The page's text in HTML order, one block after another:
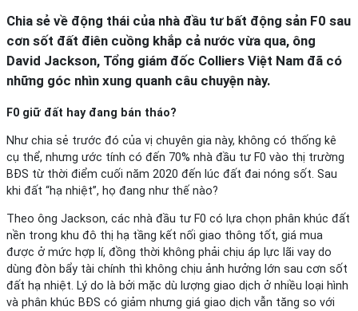
Chia sẻ về động thái của nhà đầu tư bất động sản F0 sau
cơn sốt đất điên cuồng khắp cả nước vừa qua, ông
David Jackson, Tổng giám đốc Colliers Việt Nam đã có
những góc nhìn xung quanh câu chuyện này.
F0 giữ đất hay đang bán tháo?
Như chia sẻ trước đó của vị chuyên gia này, không có thống kê
cụ thể, nhưng ước tính có đến 70% nhà đầu tư F0 vào thị trường
BĐS từ thời điểm cuối năm 2020 đến lúc đất đai nóng sốt. Sau
khi đất “hạ nhiệt”, họ đang như thế nào?
Theo ông Jackson, các nhà đầu tư F0 có lựa chọn phân khúc đất
nền trong khu đô thị hạ tầng kết nối giao thông tốt, giá mua
được ở mức hợp lí, đồng thời không phải chịu áp lực lãi vay do
dùng đòn bẩy tài chính thì không chịu ảnh hưởng lớn sau cơn sốt
đất hạ nhiệt. Lý do là bởi mặc dù lượng giao dịch ở nhiều loại hình
và phân khúc BĐS có giảm nhưng giá giao dịch vẫn tăng so với